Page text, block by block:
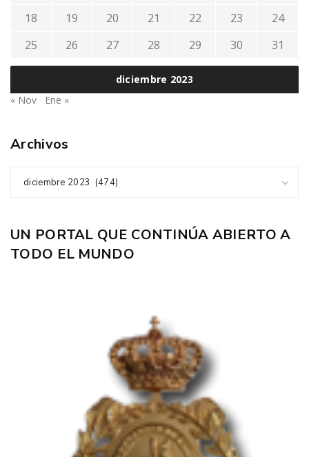
diciembre 2023
18
19 20 21 22 23
24
25
26 27 28 29 30 31
« Nov Ene »
Archivos
diciembre 2023 (474)
UN PORTAL QUE CONTINÚA ABIERTO A
TODO EL MUNDO